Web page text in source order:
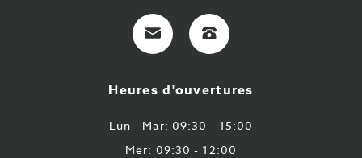
E-
Mail
+32
9
43
87
Heures d'ouvertures
Lun - Mar: 09:30 - 15:00
Mer: 09:30 - 12:00